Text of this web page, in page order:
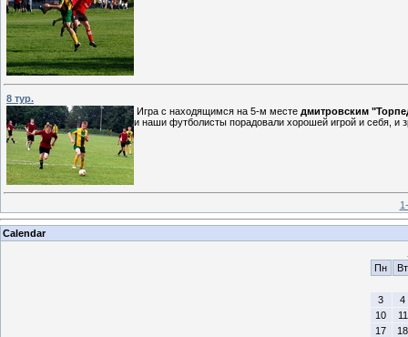
8 тур.
Игра с находящимся на 5-м месте дмитровским
и наши футболисты порадовали хорошей игрой и себя, и
Calendar
Пн
Вт
3
4
10
11
17
18